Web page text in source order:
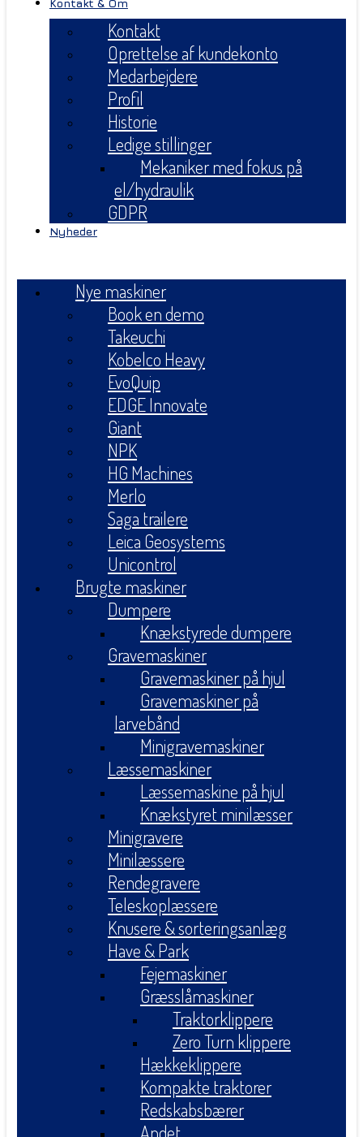
Kontakt & Om
Kontakt
Oprettelse af kundekonto
Medarbejdere
Profil
Historie
Ledige stillinger
Mekaniker med fokus på
el/hydraulik
GDPR
Nyheder
Nye maskiner
Book en demo
Takeuchi
Kobelco Heavy
EvoQuip
EDGE Innovate
Giant
NPK
HG Machines
Merlo
Saga trailere
Leica Geosystems
Unicontrol
Brugte maskiner
Dumpere
Knækstyrede dumpere
Gravemaskiner
Gravemaskiner på hjul
Gravemaskiner på
larvebånd
Minigravemaskiner
Læssemaskiner
Læssemaskine på hjul
Knækstyret minilæsser
Minigravere
Minilæssere
Rendegravere
Teleskoplæssere
Knusere & sorteringsanlæg
Have & Park
Fejemaskiner
Græsslåmaskiner
Traktorklippere
Zero Turn klippere
Hækkeklippere
Kompakte traktorer
Redskabsbærer
Andet